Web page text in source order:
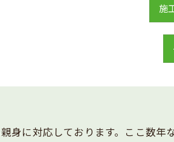
施
身に対応しております。ここ数